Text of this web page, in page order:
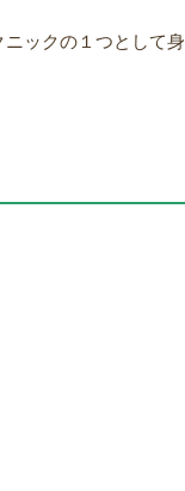
ックの１つとして身